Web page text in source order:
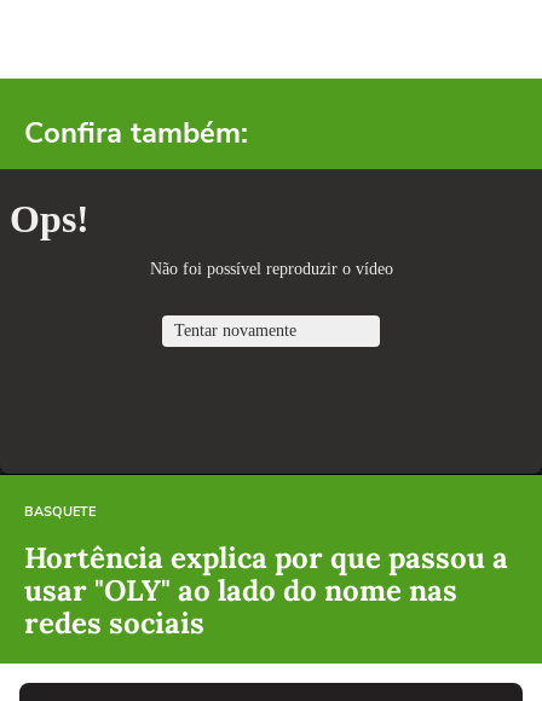
Confira também:
BASQUETE
Hortência explica por que passou a
usar "OLY" ao lado do nome nas
redes sociais